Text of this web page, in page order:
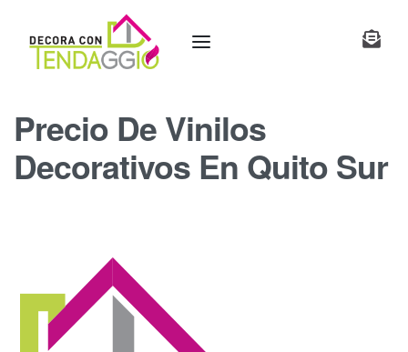
Precio De Vinilos
Decorativos En Quito Sur